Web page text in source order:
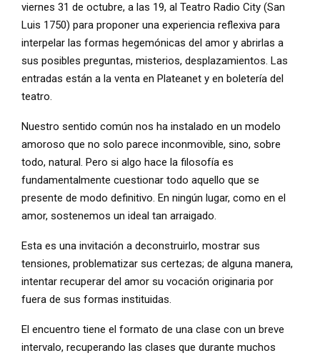
viernes 31 de octubre, a las 19, al Teatro Radio City (San
Luis 1750) para proponer una experiencia reflexiva para
interpelar las formas hegemónicas del amor y abrirlas a
sus posibles preguntas, misterios, desplazamientos. Las
entradas están a la venta en Plateanet y en boletería del
teatro.
Nuestro sentido común nos ha instalado en un modelo
amoroso que no solo parece inconmovible, sino, sobre
todo, natural. Pero si algo hace la filosofía es
fundamentalmente cuestionar todo aquello que se
presente de modo definitivo. En ningún lugar, como en el
amor, sostenemos un ideal tan arraigado.
Esta es una invitación a deconstruirlo, mostrar sus
tensiones, problematizar sus certezas; de alguna manera,
intentar recuperar del amor su vocación originaria por
fuera de sus formas instituidas.
El encuentro tiene el formato de una clase con un breve
intervalo, recuperando las clases que durante muchos